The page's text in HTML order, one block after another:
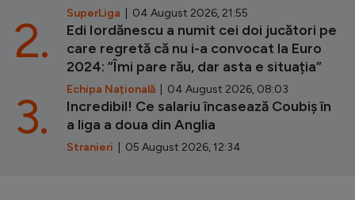
SuperLiga | 04 August 2026, 21:55
Edi Iordănescu a numit cei doi jucători pe
care regretă că nu i-a convocat la Euro
2024: ”Îmi pare rău, dar asta e situația”
Echipa Națională | 04 August 2026, 08:03
2.
Incredibil! Ce salariu încasează Coubiș în
a liga a doua din Anglia
Stranieri | 05 August 2026, 12:34
3.